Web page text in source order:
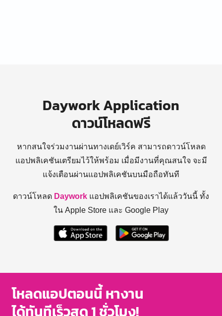
Daywork Application
ดาวน์โหลดฟรี
หากสนใจร่วมงานผ่านทางเดย์เวิร์ค สามารถดาวน์โหลด
แอปพลิเคชันเตรียมไว้ให้พร้อม เมื่อมีงานที่คุณสนใจ จะมี
แจ้งเตือนผ่านแอปพลิเคชันบนมือถือทันที
ดาวน์โหลด Daywork แอปพลิเคชันของเราได้แล้ววันนี้ ทั้ง
ใน Apple Store และ Google Play
โหลดแอปตอนนี้ หางาน
ได้ทันทีเร็วสุด 1 ชั่วโมง!